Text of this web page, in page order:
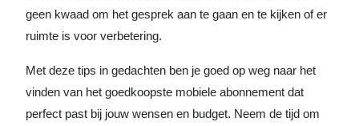
geen kwaad om het gesprek aan te gaan en te kijken of er
ruimte is voor verbetering.
Met deze tips in gedachten ben je goed op weg naar het
vinden van het goedkoopste mobiele abonnement dat
perfect past bij jouw wensen en budget. Neem de tijd om